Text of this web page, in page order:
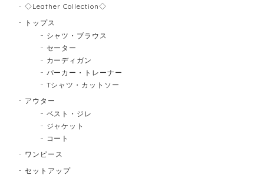
◇Leather Collection◇
トップス
シャツ・ブラウス
セーター
カーディガン
パーカー・トレーナー
Tシャツ・カットソー
アウター
ベスト・ジレ
ジャケット
コート
ワンピース
セットアップ